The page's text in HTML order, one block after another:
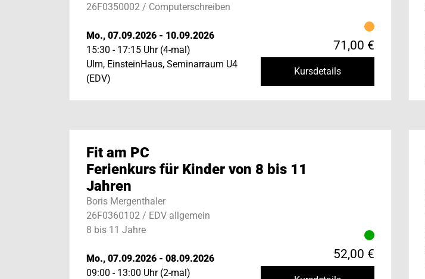
26F0350002 / Computerschreiben
Mo., 07.09.2026 - 10.09.2026
15:30 - 17:15 Uhr (4-mal)
Ulm, EinsteinHaus, Seminarraum U4
(EDV)
71,00 €
Kursdetails
Fit am PC
Ferienkurs für Kinder von 8 bis 11
Jahren
Boris Mergenthaler
26F0360102 / EDV allgemein
8 bis 11 Jahre
Mo., 07.09.2026 - 08.09.2026
09:00 - 13:00 Uhr (2-mal)
52,00 €